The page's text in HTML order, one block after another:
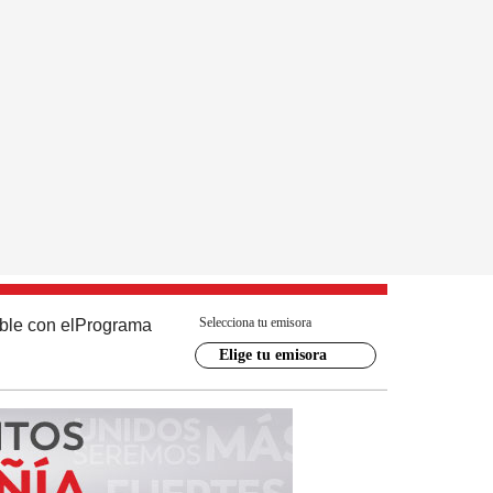
con el Programa Selecciona tu emisora
Elige tu emisora